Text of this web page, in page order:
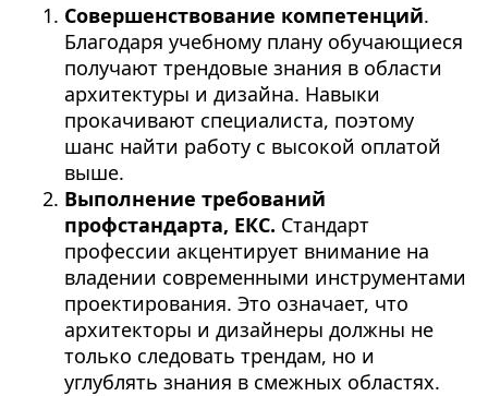
Совершенствование компетенций.
Благодаря учебному плану обучающиеся
получают трендовые знания в области
архитектуры и дизайна. Навыки
прокачивают специалиста, поэтому
шанс найти работу с высокой оплатой
выше.
Выполнение требований
профстандарта, ЕКС. Стандарт
профессии акцентирует внимание на
владении современными инструментами
проектирования. Это означает, что
архитекторы и дизайнеры должны не
только следовать трендам, но и
углублять знания в смежных областях.